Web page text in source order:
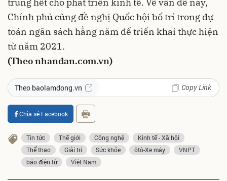
Chính phủ cũng đề nghị Quốc hội bố trí trong dự
toán ngân sách hằng năm để triển khai thực hiện
từ năm 2021.
(Theo nhandan.com.vn)
Theo baolamdong.vn Copy Link
Chia sẻ Facebook
Tin tức Thế giới Công nghệ
Kinh tế - Xã hội
Thể thao
Giải trí Sức khỏe ôtô-Xe máy
VNPT
báo điện tử
Việt Nam